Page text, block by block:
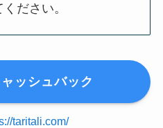
ださい。
ッシュバック
taritali.com/